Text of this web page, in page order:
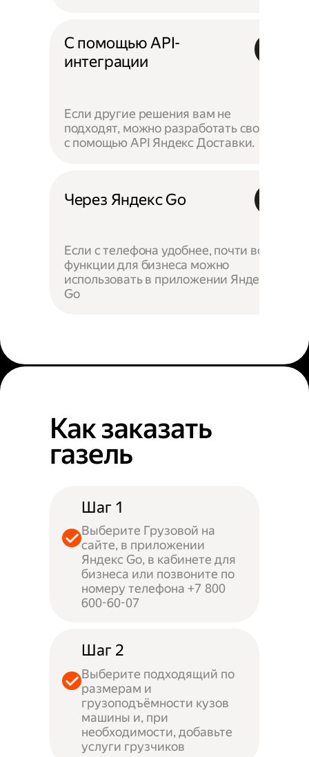
С помощью API-
интеграции
Если другие решения вам не
подходят, можно разработать своё —
с помощью API Яндекс Доставки.
Через Яндекс Go
Если с телефона удобнее, почти все
функции для бизнеса можно
использовать в приложении Яндекс
Go
Как заказать
газель
Шаг 1
Выберите Грузовой на
сайте, в приложении
Яндекс Go, в кабинете для
бизнеса или позвоните по
номеру телефона +7 800
600-60-07
Шаг 2
Выберите подходящий по
размерам и
грузоподъёмности кузов
машины и, при
необходимости, добавьте
услуги грузчиков